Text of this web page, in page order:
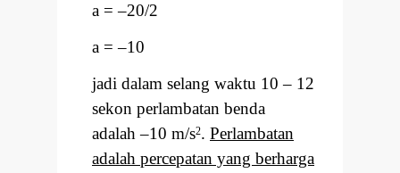
a = –20/2
a = –10
jadi dalam selang waktu 10 – 12
sekon perlambatan benda
adalah –10 m/s2. Perlambatan
adalah percepatan yang berharga